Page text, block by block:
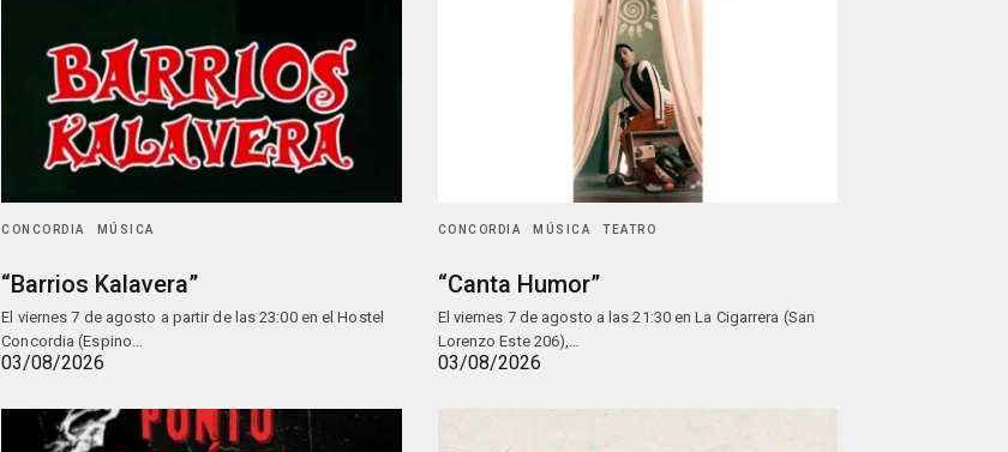
CONCORDIA MÚSICA
“Barrios Kalavera”
El viernes 7 de agosto a partir de las 23:00 en el Hostel
Concordia (Espino…
03/08/2026
CONCORDIA MÚSICA TEATRO
“Canta Humor”
El viernes 7 de agosto a las 21:30 en La Cigarrera (San
Lorenzo Este 206),…
03/08/2026